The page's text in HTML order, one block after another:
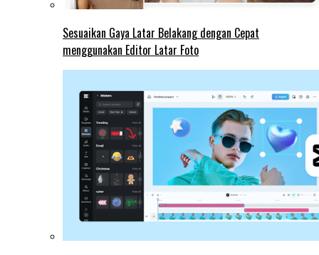
Sesuaikan Gaya Latar Belakang dengan Cepat
menggunakan Editor Latar Foto